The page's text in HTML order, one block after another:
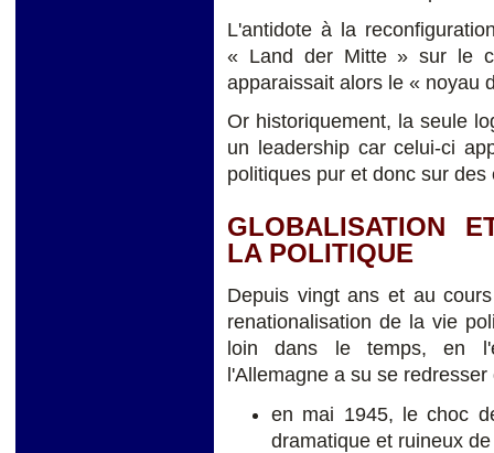
L'antidote à la
« Land der Mitte » sur le
apparaissait alors le « noyau
Or historiquement, la seule
un leadership car celui-ci
politiques pur et donc sur
GLOBALISATION
LA POLITIQUE
Depuis vingt ans et au
renationalisation de la vie
loin dans le temps, en
l'Allemagne a su se
en mai 1945, le choc
dramatique et ruineux